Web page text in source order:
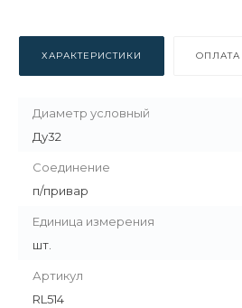
ХАРАКТЕРИСТИКИ ОПЛАТА
Диаметр условный
Ду32
Соединение
п/привар
Единица измерения
шт.
Артикул
RL514